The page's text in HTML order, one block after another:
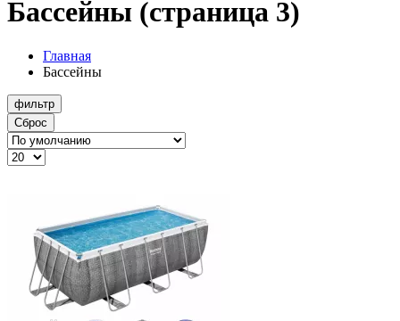
Бассейны (страница 3)
Главная
Бассейны
фильтр
Сброс